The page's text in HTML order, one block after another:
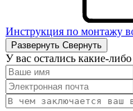
Инструкция по монтажу
Развернуть Свернуть
У вас остались какие-